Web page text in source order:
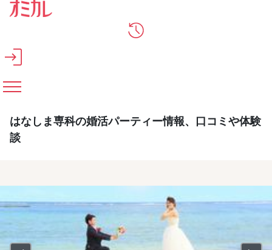
メインコンテンツへスキップ
はなしま専科の婚活パーティー情報、口コミや体験
談